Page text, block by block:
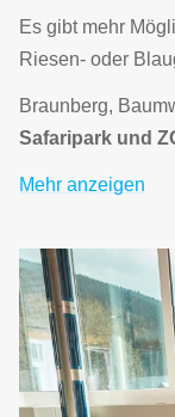
Es gibt mehr
Riesen- oder
Braunberg,
Safaripark und
Mehr anzeigen